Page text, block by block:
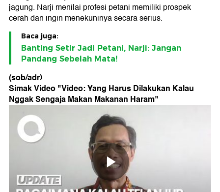
jagung. Narji menilai profesi petani memiliki prospek
cerah dan ingin menekuninya secara serius.
Baca juga:
Banting Setir Jadi Petani, Narji: Jangan
Pandang Sebelah Mata!
(sob/adr)
Simak Video "Video: Yang Harus Dilakukan Kalau
Nggak Sengaja Makan Makanan Haram"